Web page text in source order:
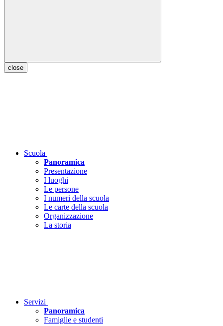
close
Scuola
Panoramica
Presentazione
I luoghi
Le persone
I numeri della scuola
Le carte della scuola
Organizzazione
La storia
Servizi
Panoramica
Famiglie e studenti